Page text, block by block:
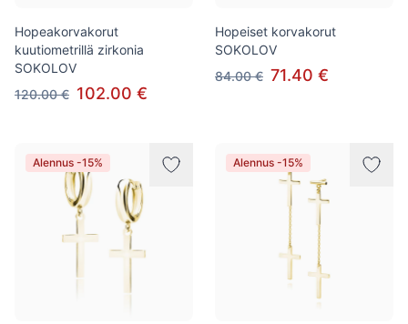
Hopeakorvakorut
kuutiometrillä zirkonia
SOKOLOV
120.00 € 102.00 €
Hopeiset korvakorut
SOKOLOV
84.00 € 71.40 €
Alennus -15% Alennus -15%